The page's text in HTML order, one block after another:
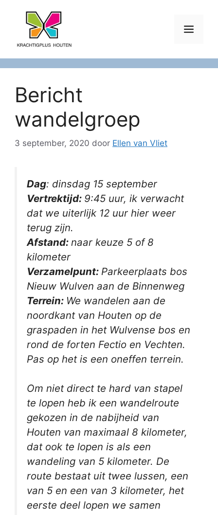
inhoud
Bericht
wandelgroep
3 september, 2020 door Ellen van Vliet
Dag: dinsdag 15 september
Vertrektijd: 9:45 uur, ik verwacht
dat we uiterlijk 12 uur hier weer
terug zijn.
Afstand: naar keuze 5 of 8
kilometer
Verzamelpunt: Parkeerplaats bos
Nieuw Wulven aan de Binnenweg
Terrein: We wandelen aan de
noordkant van Houten op de
graspaden in het Wulvense bos en
rond de forten Fectio en Vechten.
Pas op het is een oneffen terrein.
Om niet direct te hard van stapel
te lopen heb ik een wandelroute
gekozen in de nabijheid van
Houten van maximaal 8 kilometer,
dat ook te lopen is als een
wandeling van 5 kilometer. De
route bestaat uit twee lussen, een
van 5 en een van 3 kilometer, het
eerste deel lopen we samen